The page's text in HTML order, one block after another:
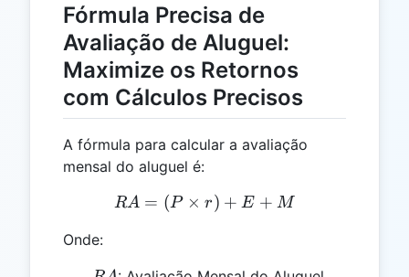
Fórmula Precisa de
Avaliação de Aluguel:
Maximize os Retornos
com Cálculos Precisos
A fórmula para calcular a avaliação
mensal do aluguel é:
RA = (P \times r) + E +
RA = (P × r) + E + M
Onde: